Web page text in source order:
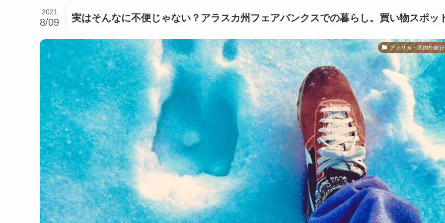
実はそんなに不便じゃない？アラスカ州フェアバンクスでの暮らし。買い物スポッ
2021
8/09
アメリカ・国内外旅行